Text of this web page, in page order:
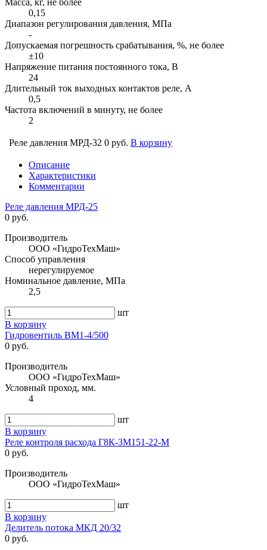
Масса, кг, не более
0,15
Диапазон регулирования давления, МПа
-
Допускаемая погрешность срабатывания, %, не более
±10
Напряжение питания постоянного тока, В
24
Длительный ток выходных контактов реле, А
0,5
Частота включений в минуту, не более
2
Реле давления МРД-32 0 руб. В корзину
Описание
Характеристики
Комментарии
Реле давления МРД-25
0 руб.
Производитель
ООО «ГидроТехМаш»
Способ управления
нерегулируемое
Номинальное давление, МПа
2,5
шт
В корзину
Гидровентиль ВМ1-4/500
0 руб.
Производитель
ООО «ГидроТехМаш»
Условный проход, мм.
4
шт
В корзину
Реле контроля расхода Г8К-3М151-22-М
0 руб.
Производитель
ООО «ГидроТехМаш»
шт
В корзину
Делитель потока МКД 20/32
0 руб.